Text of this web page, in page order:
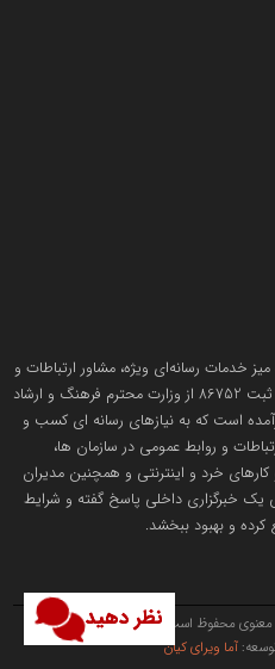
نظر دهید
مردمی
در کشور
خبر
خدمات رسانه‌ای ویژه، مشاور ارتباطات و
رسانه و دارنده مجوز رسانه رسمی با شماره ثبت 86752 از وزارت محترم فرهنگ و ارشاد
است که به نیازهای رسانه ای کسب و
و روابط عمومی در سازمان ها،
خرد و اینترنتی و همچنین مدیران
یک خبرگزاری داخلی پاسخ گفته و شرایط
کرده و بهبود ببخشد.
محفوظ است.
آما ویرای کیان